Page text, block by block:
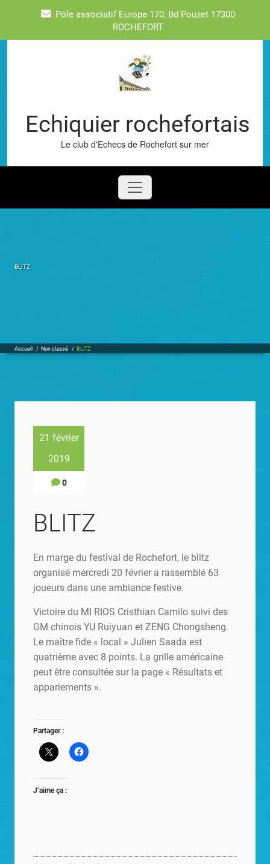
Pôle associatif Europe 170, Bd Pouzet 17300
ROCHEFORT
Echiquier rochefortais
Le club d'Echecs de Rochefort sur mer
BLITZ
Accueil / Non classé / BLITZ
21 février
2019
0
BLITZ
En marge du festival de Rochefort, le blitz
organisé mercredi 20 février a rassemblé 63
joueurs dans une ambiance festive.
Victoire du MI RIOS Cristhian Camilo suivi des
GM chinois YU Ruiyuan et ZENG Chongsheng.
Le maître fide « local » Julien Saada est
quatrième avec 8 points. La grille américaine
peut être consultée sur la page « Résultats et
appariements ».
Partager :
J’aime ça :